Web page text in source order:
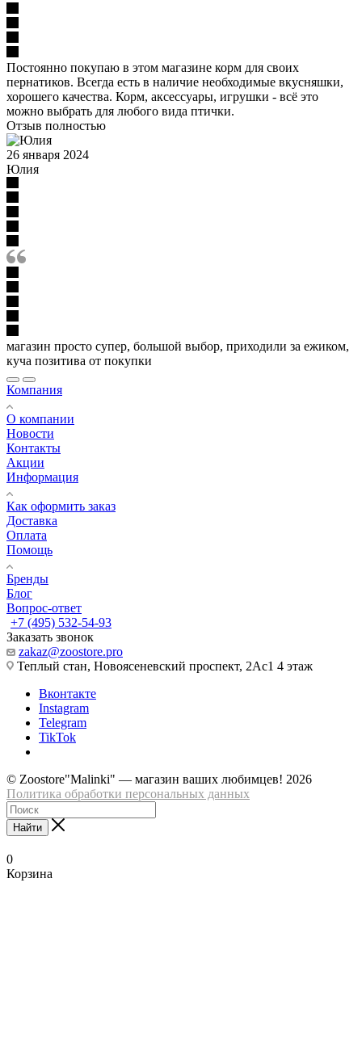
Постоянно покупаю в этом магазине корм для своих
пернатиков. Всегда есть в наличие необходимые вкусняшки,
хорошего качества. Корм, аксессуары, игрушки - всё это
можно выбрать для любого вида птички.
Отзыв полностью
26 января 2024
Юлия
магазин просто супер, большой выбор, приходили за ежиком,
куча позитива от покупки
Компания
О компании
Новости
Контакты
Акции
Информация
Как оформить заказ
Доставка
Оплата
Помощь
Бренды
Блог
Вопрос-ответ
+7 (495) 532-54-93
Заказать звонок
zakaz@zoostore.pro
Теплый стан, Новоясеневский проспект, 2Ас1 4 этаж
Вконтакте
Instagram
Telegram
TikTok
© Zoostore"Malinki" — магазин ваших любимцев! 2026
Политика обработки персональных данных
Найти
0
Корзина